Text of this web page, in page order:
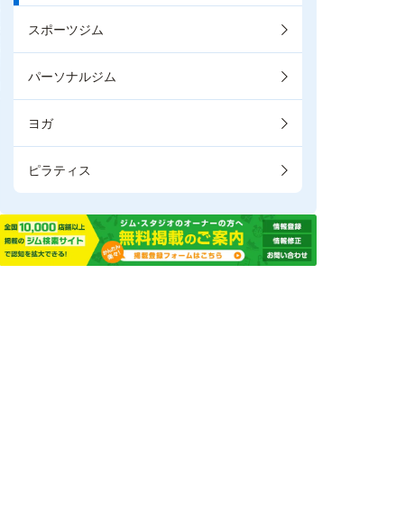
スポーツジム
パーソナルジム
ヨガ
ピラティス